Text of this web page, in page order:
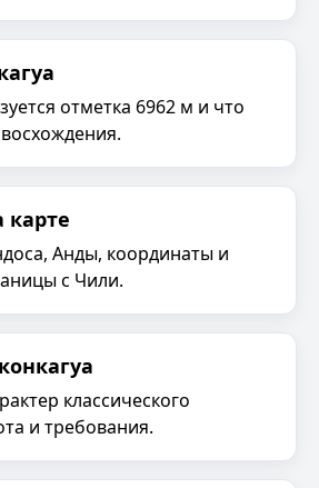
отметка 6962 м и что
карте
Анды, координаты и
с Чили.
классического
и требования.